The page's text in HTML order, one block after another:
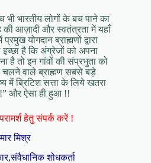
भारतीय लोगों के बच पाने का
की आज़ादी और स्वतंत्रता में यहाँ
योगदान ब्राह्मणों द्वारा
इच्छा है कि अंग्रेजों को अपना
है तो इन गांवों की संप्रभुता को
चलने वाले ब्राह्मण सबसे बड़े
में ब्रिटिश सत्ता के लिये खतरा
और ऐसा ही हुआ !!
हेतु संपर्क करें !
मिश्र
शोधकर्ता